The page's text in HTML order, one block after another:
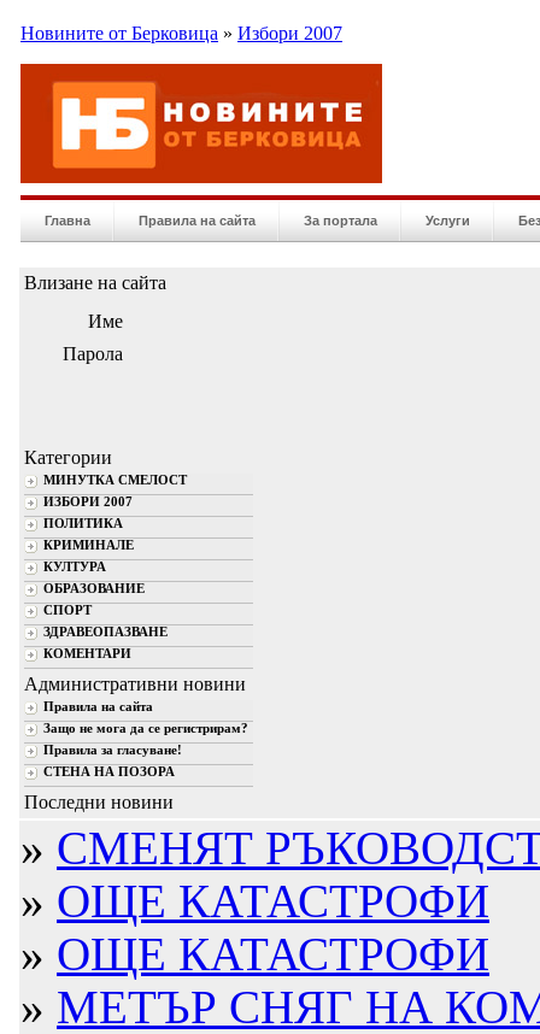
Новините от Берковица » Избори 2007
Главна Правила на сайта За портала Услуги
Влизане на сайта
Име
Парола
Категории
МИНУТКА СМЕЛОСТ
ИЗБОРИ 2007
ПОЛИТИКА
КРИМИНАЛЕ
КУЛТУРА
ОБРАЗОВАНИЕ
СПОРТ
ЗДРАВЕОПАЗВАНЕ
КОМЕНТАРИ
Административни новини
Правила на сайта
Защо не мога да се регистрирам?
Правила за гласуване!
СТЕНА НА ПОЗОРА
Последни новини
» СМЕНЯТ
» ОЩЕ КАТАСТРОФИ
» ОЩЕ КАТАСТРОФИ
» МЕТЪР СНЯГ НА